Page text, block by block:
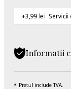
+3,99 lei Servicii
Informatii
Pretul include TVA.